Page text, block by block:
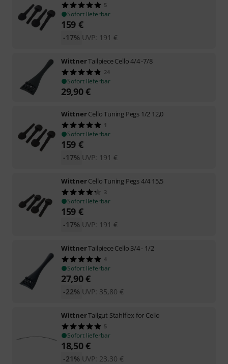
5
Sofort lieferbar
159 €
UVP: 191 €
-17%
WittnerTailpiece Cello 4/4 -7/8
24
Sofort lieferbar
29,90€
WittnerCello Tuning Pegs 1/2 12,0
1
Sofort lieferbar
159 €
UVP: 191 €
-17%
WittnerCello Tuning Pegs 4/4 15,5
3
Sofort lieferbar
159 €
UVP: 191 €
-17%
WittnerTailpiece Cello 3/4 - 1/2
4
Sofort lieferbar
27,90€
UVP: 35,80 €
-22%
WittnerTailgut Stahlflex for Cello
5
Sofort lieferbar
18,50€
UVP: 23,30 €
-21%